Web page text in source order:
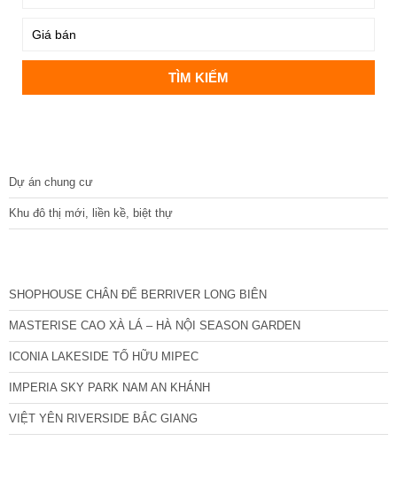
Dự án chung cư
Khu đô thị mới, liền kề, biệt thự
SHOPHOUSE CHÂN ĐẾ BERRIVER LONG BIÊN
MASTERISE CAO XÀ LÁ – HÀ NỘI SEASON GARDEN
ICONIA LAKESIDE TỐ HỮU MIPEC
IMPERIA SKY PARK NAM AN KHÁNH
VIỆT YÊN RIVERSIDE BẮC GIANG